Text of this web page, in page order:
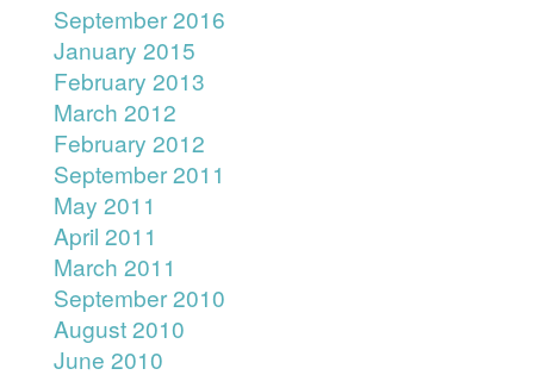
September 2016
January 2015
February 2013
March 2012
February 2012
September 2011
May 2011
April 2011
March 2011
September 2010
August 2010
June 2010